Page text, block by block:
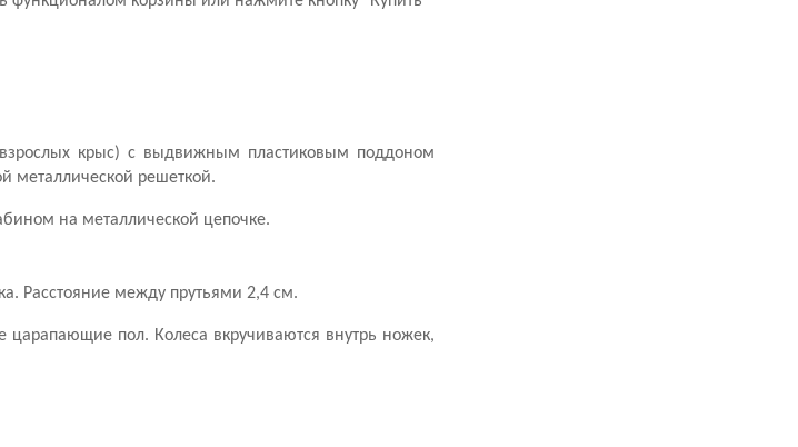
крыс) с выдвижным пластиковым поддоном
металлической решеткой.
на металлической цепочке.
Расстояние между прутьями 2,4 см.
пол. Колеса вкручиваются внутрь ножек,